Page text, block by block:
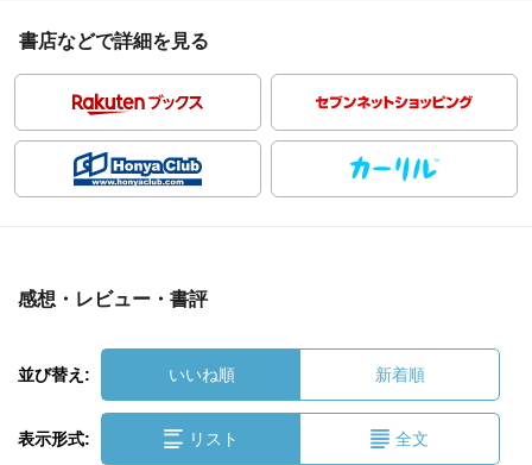
書店などで詳細を見る
感想・レビュー・書評
並び替え: いいね順 新着順
表示形式: リスト 全文